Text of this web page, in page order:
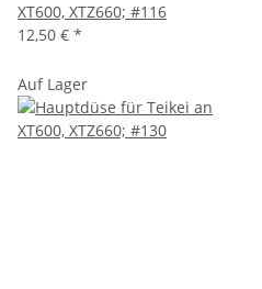
XT600, XTZ660; #116
12,50 € *
Auf Lager